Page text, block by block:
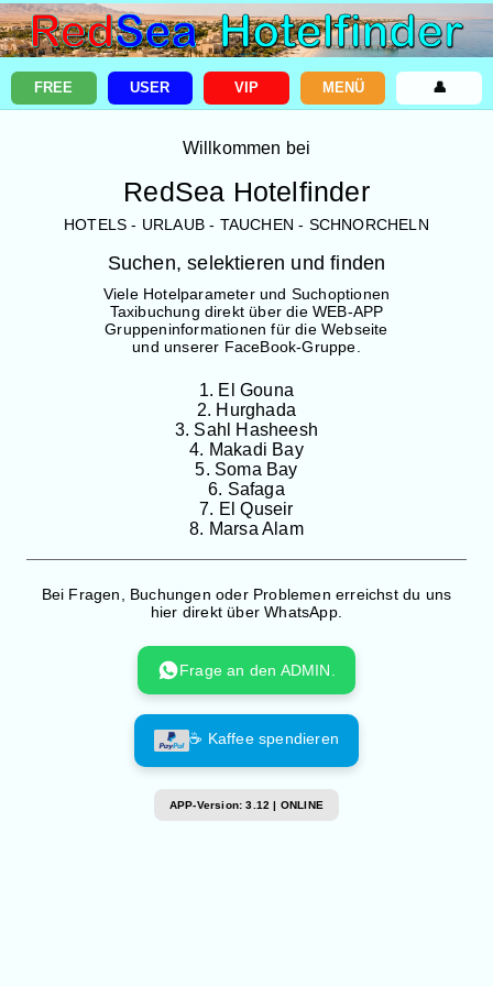
FREE USER VIP MENÜ 👤
Willkommen bei
RedSea Hotelfinder
HOTELS - URLAUB - TAUCHEN - SCHNORCHELN
Suchen, selektieren und finden
Viele Hotelparameter und Suchoptionen
Taxibuchung direkt über die WEB-APP
Gruppeninformationen für die Webseite
und unserer FaceBook-Gruppe.
1. El Gouna
2. Hurghada
3. Sahl Hasheesh
4. Makadi Bay
5. Soma Bay
6. Safaga
7. El Quseir
8. Marsa Alam
Bei Fragen, Buchungen oder Problemen erreichst du uns
hier direkt über WhatsApp.
Frage an den ADMIN.
☕ Kaffee spendieren
APP-Version: 3.12 | ONLINE